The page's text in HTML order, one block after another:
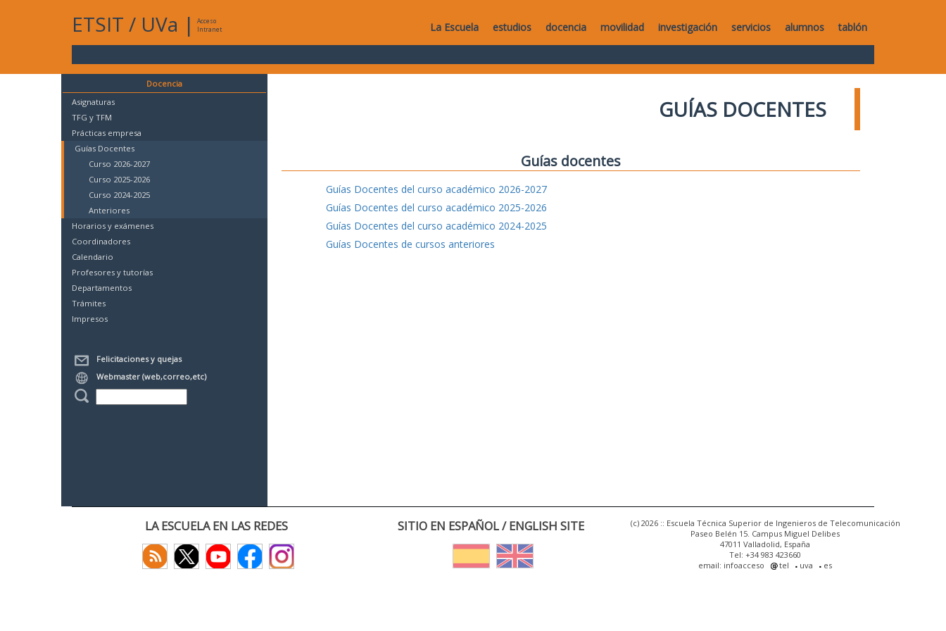
ETSIT / UVa |
Acceso
Intranet
La Escuela estudios docencia movilidad investigación servicios alumnos tablón
Docencia
Asignaturas
TFG y TFM
Prácticas empresa
Guías Docentes
Curso 2026-2027
Curso 2025-2026
Curso 2024-2025
Anteriores
Horarios y exámenes
Coordinadores
Calendario
Profesores y tutorías
Departamentos
Trámites
Impresos
Felicitaciones y quejas
Webmaster (web,correo,etc)
GUÍAS DOCENTES
Guías docentes
Guías Docentes del curso académico 2026-2027
Guías Docentes del curso académico 2025-2026
Guías Docentes del curso académico 2024-2025
Guías Docentes de cursos anteriores
LA ESCUELA EN LAS REDES SITIO EN ESPAÑOL / ENGLISH SITE
(c) 2026 :: Escuela Técnica Superior de Ingenieros de Telecomunicación
Paseo Belén 15. Campus Miguel Delibes
47011 Valladolid, España
Tel: +34 983 423660
email: infoacceso
tel uva es